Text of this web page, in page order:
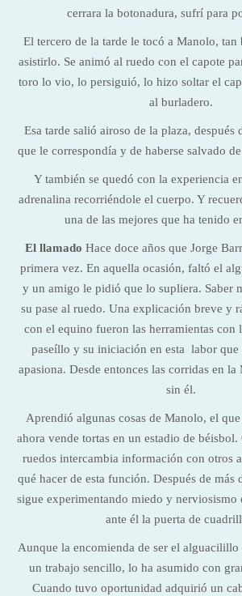
cerrara la botonadura, sufrí para
El tercero de la tarde le tocó a Manolo, tan
asistirlo. Se animó al ruedo con el capote
toro lo vio, lo persiguió, lo hizo soltar el
al burladero.
Esa tarde salió airoso de la plaza, después
que le correspondía y de haberse salvado
Y también se quedó con la experiencia
adrenalina recorriéndole el cuerpo. Y
una de las mejores que ha tenido
El llamado Hace doce años que Jorge
primera vez. En aquella ocasión, faltó el
y un amigo le pidió que lo supliera. Saber
su pase al ruedo. Una explicación breve y
con el equino fueron las herramientas con
paseíllo y su iniciación en esta labor que
apasiona. Desde entonces las corridas en
sin él.
Aprendió algunas cosas de Manolo, el
ahora vende tortas en un estadio de
ruedos intercambia información con otros
qué hacer de esta función. Después de más
sigue experimentando miedo y nerviosismo
ante él la puerta de
Aunque la encomienda de ser el alguacilillo
un trabajo sencillo, lo ha asumido con
Cuando tuvo oportunidad adquirió un